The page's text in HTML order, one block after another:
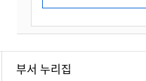
부서 누리집